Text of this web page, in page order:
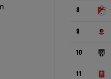
8
9
10
11